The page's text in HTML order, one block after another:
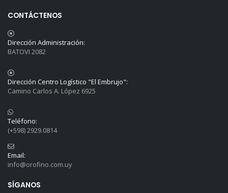
CONTÁCTENOS
Dirección Administración:
BATOVI 2082
Dirección Centro Logístico "El Embrujo":
Camino Carlos A. López 6925
Teléfono:
(+598) 2929.0814
Email:
info@orofino.com.uy
SÍGANOS